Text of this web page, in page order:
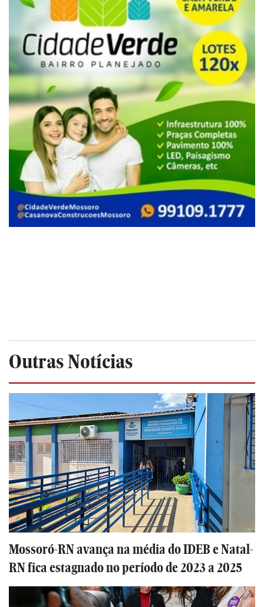
Outras Notícias
Mossoró-RN avança na média do IDEB e Natal-
RN fica estagnado no período de 2023 a 2025